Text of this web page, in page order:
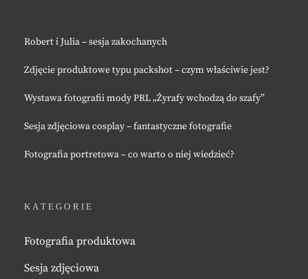
Robert i Julia – sesja zakochanych
Zdjęcie produktowe typu packshot – czym właściwie jest?
Wystawa fotografii mody PRL „Żyrafy wchodzą do szafy”
Sesja zdjęciowa cosplay – fantastyczne fotografie
Fotografia portretowa – co warto o niej wiedzieć?
KATEGORIE
Fotografia produktowa
Sesja zdjęciowa